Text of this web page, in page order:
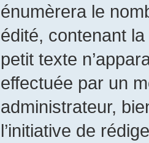
énumèrera le
édité, contenant la
petit texte
effectuée par un
administrateur,
l’initiative de